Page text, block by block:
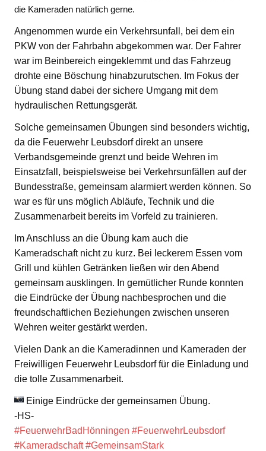
die Kameraden natürlich gerne.
Angenommen wurde ein Verkehrsunfall, bei dem ein
PKW von der Fahrbahn abgekommen war. Der Fahrer
war im Beinbereich eingeklemmt und das Fahrzeug
drohte eine Böschung hinabzurutschen. Im Fokus der
Übung stand dabei der sichere Umgang mit dem
hydraulischen Rettungsgerät.
Solche gemeinsamen Übungen sind besonders wichtig,
da die Feuerwehr Leubsdorf direkt an unsere
Verbandsgemeinde grenzt und beide Wehren im
Einsatzfall, beispielsweise bei Verkehrsunfällen auf der
Bundesstraße, gemeinsam alarmiert werden können. So
war es für uns möglich Abläufe, Technik und die
Zusammenarbeit bereits im Vorfeld zu trainieren.
Im Anschluss an die Übung kam auch die
Kameradschaft nicht zu kurz. Bei leckerem Essen vom
Grill und kühlen Getränken ließen wir den Abend
gemeinsam ausklingen. In gemütlicher Runde konnten
die Eindrücke der Übung nachbesprochen und die
freundschaftlichen Beziehungen zwischen unseren
Wehren weiter gestärkt werden.
Vielen Dank an die Kameradinnen und Kameraden der
Freiwilligen Feuerwehr Leubsdorf für die Einladung und
die tolle Zusammenarbeit.
Einige Eindrücke der gemeinsamen Übung.
-HS-
#FeuerwehrBadHönningen #FeuerwehrLeubsdorf
#Kameradschaft #GemeinsamStark